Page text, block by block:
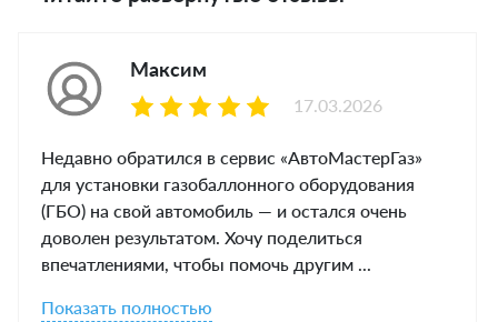
Максим
Недавно обратился в сервис «АвтоМастерГаз»
для установки газобаллонного оборудования
(ГБО) на свой автомобиль — и остался очень
доволен результатом. Хочу поделиться
впечатлениями, чтобы помочь другим ...
Показать полностью
17.03.2026